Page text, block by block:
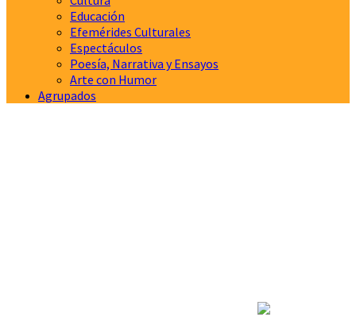
Educación
Efemérides Culturales
Espectáculos
Poesía, Narrativa y Ensayos
Arte con Humor
Agrupados